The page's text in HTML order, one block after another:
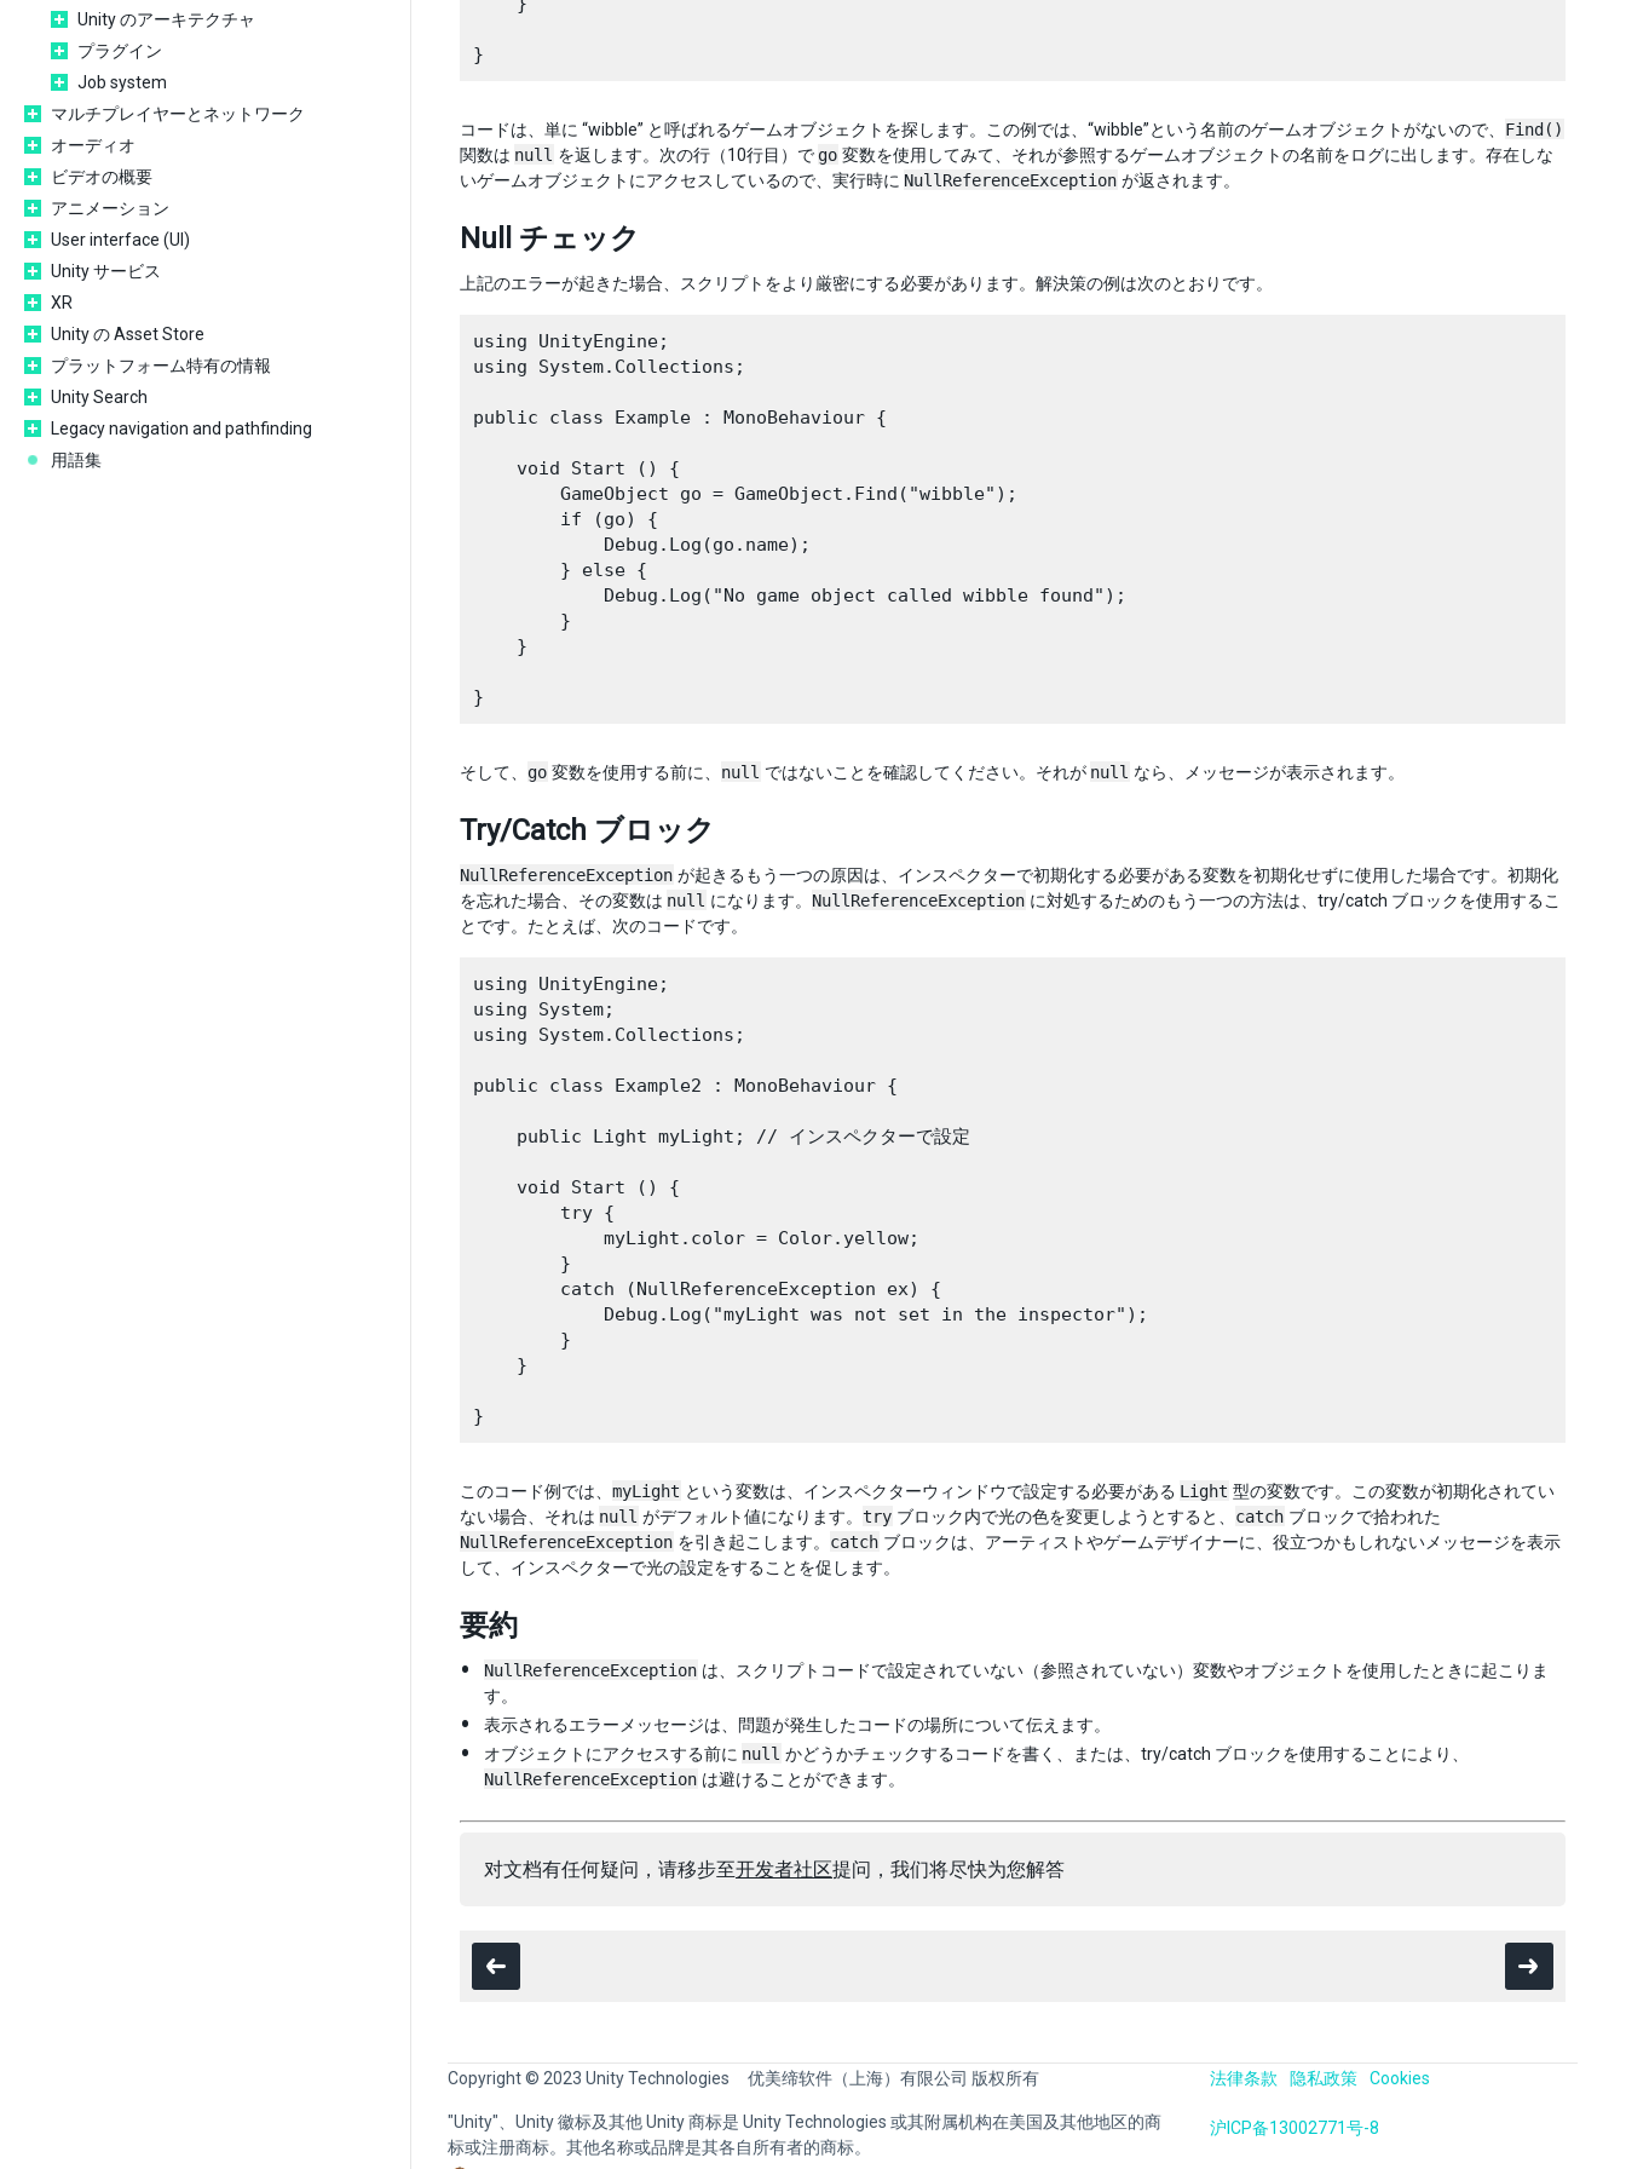
Unity のアーキテクチャ
プラグイン
Job system
マルチプレイヤーとネットワーク
オーディオ
ビデオの概要
アニメーション
User interface (UI)
Unity サービス
XR
Unity の Asset Store
プラットフォーム特有の情報
Unity Search
Legacy navigation and pathfinding
用語集
コードは、単に “wibble” と呼ばれるゲームオブジェクトを探します。この例では、“wibble”という名前のゲームオブジェクトがないので、 Find()
関数は null を返します。次の行（10行目）で go 変数を使用してみて、それが参照するゲームオブジェクトの名前をログに出します。存在しな
いゲームオブジェクトにアクセスしているので、実行時に NullReferenceException が返されます。
Null チェック
上記のエラーが起きた場合、スクリプトをより厳密にする必要があります。解決策の例は次のとおりです。
using UnityEngine;
using System.Collections;
public class Example : MonoBehaviour {
    void Start () {
        GameObject go = GameObject.Find("wibble");
        if (go) {
            Debug.Log(go.name);
        } else {
            Debug.Log("No game object called wibble found");
        }
    }
そして、 go 変数を使用する前に、 null ではないことを確認してください。それが null なら、メッセージが表示されます。
Try/Catch ブロック
NullReferenceException が起きるもう一つの原因は、インスペクターで初期化する必要がある変数を初期化せずに使用した場合です。初期化
を忘れた場合、その変数は null になります。 NullReferenceException に対処するためのもう一つの方法は、try/catch ブロックを使用するこ
とです。たとえば、次のコードです。
using UnityEngine;
using System;
using System.Collections;
public class Example2 : MonoBehaviour {
    public Light myLight; // インスペクターで設定
    void Start () {
        try {
            myLight.color = Color.yellow;
        }
        catch (NullReferenceException ex) {
            Debug.Log("myLight was not set in the inspector");
        }
    }
このコード例では、 myLight という変数は、インスペクターウィンドウで設定する必要がある Light 型の変数です。この変数が初期化されてい
ない場合、それは null がデフォルト値になります。 try ブロック内で光の色を変更しようとすると、 catch ブロックで拾われた
NullReferenceException を引き起こします。 catch ブロックは、アーティストやゲームデザイナーに、役立つかもしれないメッセージを表示
して、インスペクターで光の設定をすることを促します。
要約
NullReferenceException は、スクリプトコードで設定されていない（参照されていない）変数やオブジェクトを使用したときに起こりま
す。
表示されるエラーメッセージは、問題が発生したコードの場所について伝えます。
オブジェクトにアクセスする前に null かどうかチェックするコードを書く、または、try/catch ブロックを使用することにより、
NullReferenceException は避けることができます。
对文档有任何疑问，请移步至开发者社区提问，我们将尽快为您解答
Copyright © 2023 Unity Technologies 优美缔软件（上海）有限公司 版权所有
"Unity"、Unity 徽标及其他 Unity 商标是 Unity Technologies 或其附属机构在美国及其他地区的商
标或注册商标。其他名称或品牌是其各自所有者的商标。
法律条款 隐私政策 Cookies
沪ICP备13002771号-8